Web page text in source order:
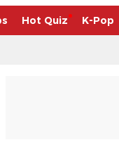
Hot Quiz K-Pop